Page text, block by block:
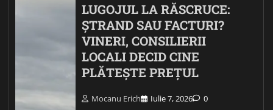
LUGOJUL LA RĂSCRUCE:
ȘTRAND SAU FACTURI?
VINERI, CONSILIERII
LOCALI DECID CINE
PLĂTEȘTE PREȚUL
Mocanu Erich Iulie 7, 2026 0